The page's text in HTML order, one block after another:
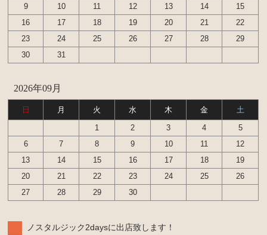
エンジンパーツ 4A-GELU
80年代、90年代その他
クラッチパーツ（マスターシリンダー クラッチレリ
エンジンパーツ
イグナイター
汎用品
添加剤 漏れ止め剤（エンジン ラジエーター パワー
ステアリング など）
9
10 11 12 13 14
15
16
17 18 19 20 21
22
23
24 25 26 27 28
29
30
31
2026年09月
日 月 火 水 木 金
土
1
2 3 4
5
6
7 8 9 10 11
12
13
14 15 16 17 18
19
20
21 22 23 24 25
26
27
28 29 30
ノスタルジック2daysに出店致します！